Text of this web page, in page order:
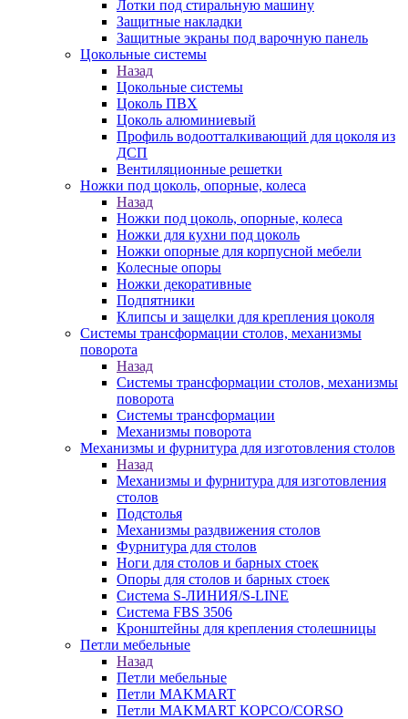
Лотки под стиральную машину
Защитные накладки
Защитные экраны под варочную панель
Цокольные системы
Назад
Цокольные системы
Цоколь ПВХ
Цоколь алюминиевый
Профиль водоотталкивающий для цоколя из
ДСП
Вентиляционные решетки
Ножки под цоколь, опорные, колеса
Назад
Ножки под цоколь, опорные, колеса
Ножки для кухни под цоколь
Ножки опорные для корпусной мебели
Колесные опоры
Ножки декоративные
Подпятники
Клипсы и защелки для крепления цоколя
Системы трансформации столов, механизмы
поворота
Назад
Системы трансформации столов, механизмы
поворота
Системы трансформации
Механизмы поворота
Механизмы и фурнитура для изготовления столов
Назад
Механизмы и фурнитура для изготовления
столов
Подстолья
Механизмы раздвижения столов
Фурнитура для столов
Ноги для столов и барных стоек
Опоры для столов и барных стоек
Система S-ЛИНИЯ/S-LINE
Система FBS 3506
Кронштейны для крепления столешницы
Петли мебельные
Назад
Петли мебельные
Петли MAKMART
Петли MAKMART КОРСО/CORSO